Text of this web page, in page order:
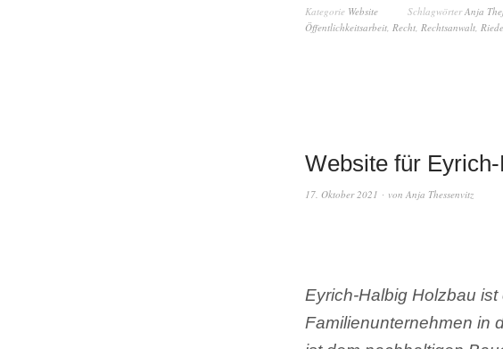
Kategorie Website SchlagwörterAnja
Öffentlichkeitsarbeit, Recht, Rechtsanwalt,
Website für
17. Oktober 2021 von Anja Thessenvitz
Eyrich-Halbig Holzbau
Familienunternehmen in